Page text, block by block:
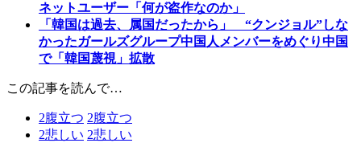
ネットユーザー「何が盗作なのか」
「韓国は過去、属国だったから」 “クンジョル”しな
かったガールズグループ中国人メンバーをめぐり中国
で「韓国蔑視」拡散
この記事を読んで…
2腹立つ 2腹立つ
2悲しい 2悲しい